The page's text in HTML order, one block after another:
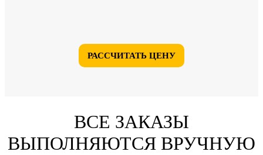
РАССЧИТАТЬ ЦЕНУ
ВСЕ ЗАКАЗЫ
ВЫПОЛНЯЮТСЯ ВРУЧНУЮ